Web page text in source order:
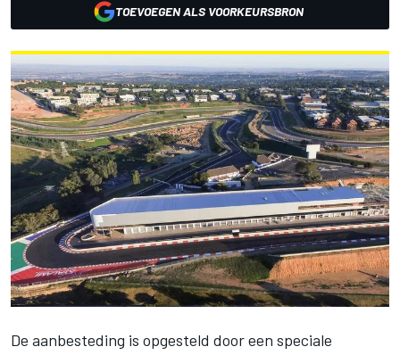
TOEVOEGEN ALS VOORKEURSBRON
De aanbesteding is opgesteld door een speciale